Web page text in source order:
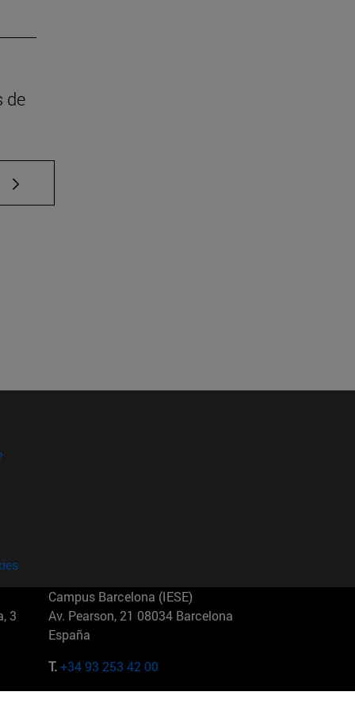
de
TAB para desplazarse.
3
Campus Barcelona (IESE)
Av. Pearson, 21 08034 Barcelona
España
T.+34 93 253 42 00